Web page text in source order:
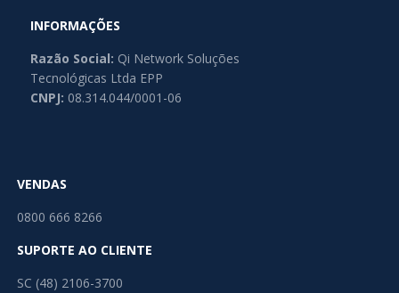
INFORMAÇÕES
Razão Social: Qi Network Soluções
Tecnológicas Ltda EPP
CNPJ: 08.314.044/0001-06
VENDAS
0800 666 8266
SUPORTE AO CLIENTE
SC (48) 2106-3700